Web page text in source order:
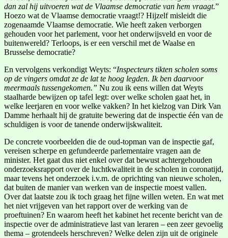
dan zal hij uitvoeren wat de Vlaamse democratie van hem vraagt.”
Hoezo wat de Vlaamse democratie vraagt!? Hijzelf misleidt die
zogenaamde Vlaamse democratie. Wie heeft zaken verborgen
gehouden voor het parlement, voor het onderwijsveld en voor de
buitenwereld? Terloops, is er een verschil met de Waalse en
Brusselse democratie?
En vervolgens verkondigt Weyts: “Inspecteurs tikten scholen soms
op de vingers omdat ze de lat te hoog legden. Ik ben daarvoor
meermaals tussengekomen.” Nu zou ik eens willen dat Weyts
staalharde bewijzen op tafel legt: over welke scholen gaat het, in
welke leerjaren en voor welke vakken? In het kielzog van Dirk Van
Damme herhaalt hij de gratuite bewering dat de inspectie één van de
schuldigen is voor de tanende onderwijskwaliteit.
De concrete voorbeelden die de oud-topman van de inspectie gaf,
vereisen scherpe en gefundeerde parlementaire vragen aan de
minister. Het gaat dus niet enkel over dat bewust achtergehouden
onderzoeksrapport over de luchtkwaliteit in de scholen in coronatijd,
maar tevens het onderzoek i.v.m. de oprichting van nieuwe scholen,
dat buiten de manier van werken van de inspectie moest vallen.
Over dat laatste zou ik toch graag het fijne willen weten. En wat met
het niet vrijgeven van het rapport over de werking van de
proeftuinen? En waarom heeft het kabinet het recente bericht van de
inspectie over de administratieve last van leraren – een zeer gevoelig
thema – grotendeels herschreven? Welke delen zijn uit de originele